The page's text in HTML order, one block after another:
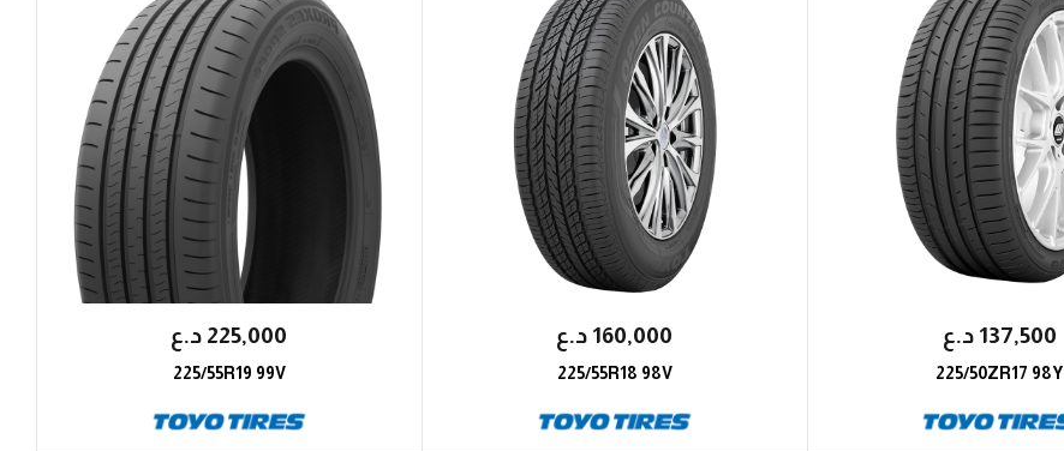
137,500 ؜د.؜ع
225/50ZR17 98Y
160,000 ؜د.؜ع
225/55R18 98V
225,000 ؜د.؜ع
225/55R19 99V